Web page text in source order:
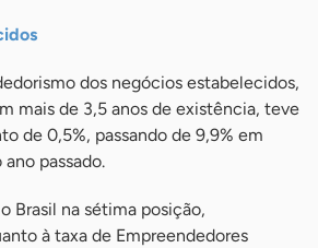
dos negócios estabelecidos,
mais de 3,5 anos de existência, teve
de 0,5%, passando de 9,9% em
passado.
Brasil na sétima posição,
à taxa de Empreendedores